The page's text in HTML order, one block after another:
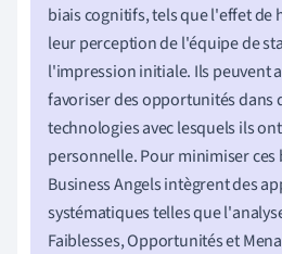
biais cognitifs, tels que l'effet de
leur perception de l'équipe de
l'impression initiale. Ils peuvent
favoriser des opportunités dans
technologies avec lesquels ils
personnelle. Pour minimiser ces
Business Angels intègrent des
systématiques telles que
Faiblesses, Opportunités et